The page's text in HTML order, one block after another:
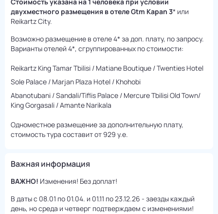
двухместного размещения в отеле Gtm Кapan 3* или
Reikartz City.
Возможно размещение в отеле 4* за доп. плату, по запросу.
Варианты отелей 4*, сгруппированных по стоимости:
Reikartz King Tamar Tbilisi / Matiane Boutique / Twenties Hotel
Sole Palace / Marjan Plaza Hotel / Khohobi
Abanotubani / Sandali/Tiflis Palace / Mercure Tbilisi Old Town/
King Gorgasali / Amante Narikala
Одноместное размещение за дополнительную плату,
стоимость тура составит от 929 у.е.
Важная информация
ВАЖНО! Изменения! Без доплат!
В даты с 08.01 по 01.04. и 01.11 по 23.12.26 - заезды каждый
день, но среда и четверг подтверждаем с изменениями!